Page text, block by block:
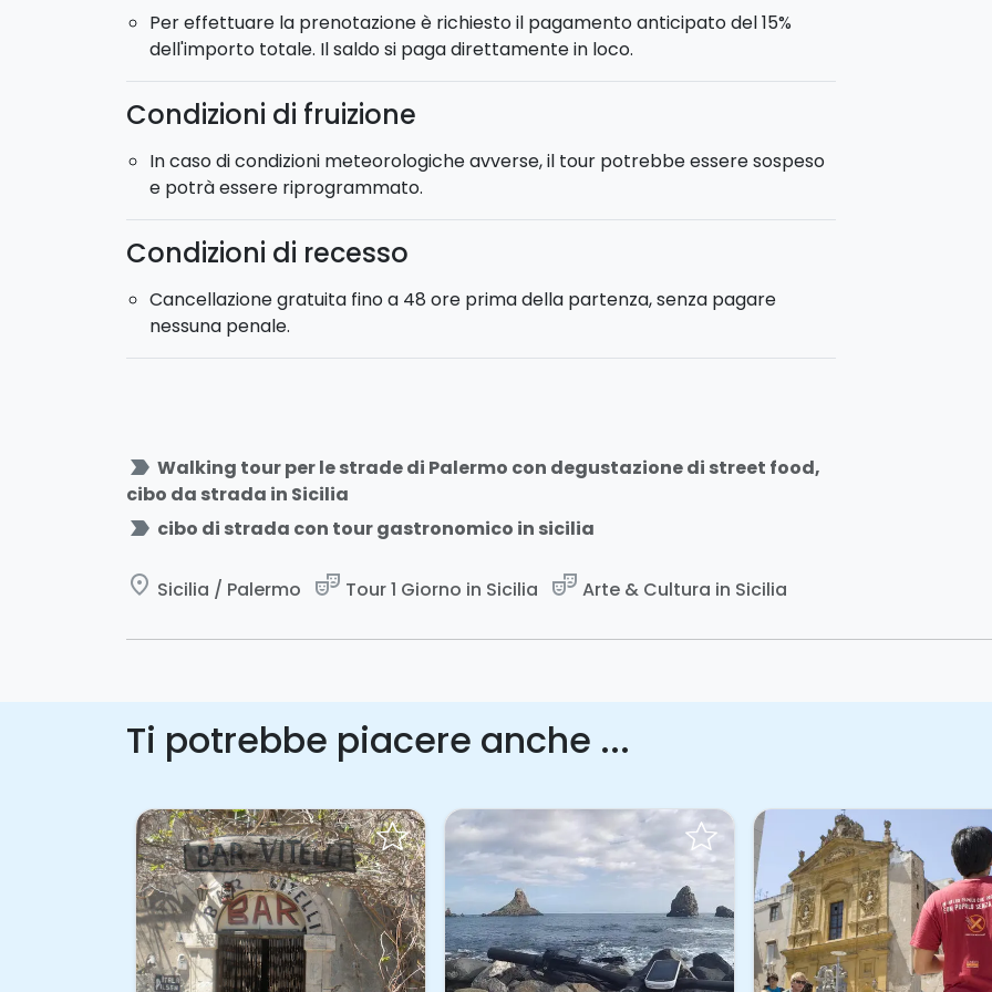
Per effettuare la prenotazione è richiesto il pagamento anticipato del 15%
dell'importo totale. Il saldo si paga direttamente in loco.
Condizioni di fruizione
In caso di condizioni meteorologiche avverse, il tour potrebbe essere sospeso
e potrà essere riprogrammato.
Condizioni di recesso
Cancellazione gratuita fino a 48 ore prima della partenza, senza pagare
nessuna penale.
label_important Walking tour per le strade di Palermo con degustazione di street food,
cibo da strada in Sicilia
label_important cibo di strada con tour gastronomico in sicilia
place Sicilia / Palermo theater_comedy Tour 1 Giorno in Sicilia theater_comedy Arte & Cultura in Sicilia
Ti potrebbe piacere anche ...